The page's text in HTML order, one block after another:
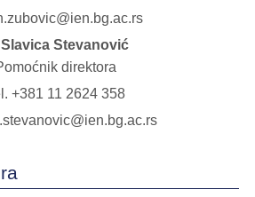
Stevanović
direktora
+381 11 2624 358